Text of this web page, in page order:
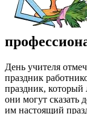
День учителя
праздник
праздник, который
они могут сказать
им настоящий